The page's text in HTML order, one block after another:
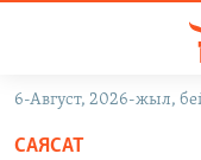
Навигацияга
өтүңүз
6-Август, 2026-жыл,
САЯСАТ